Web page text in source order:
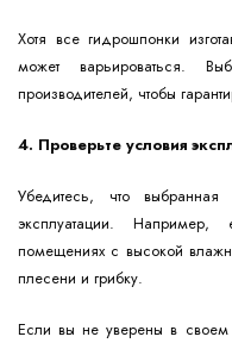
Хотя все гидрошпонки
может варьироваться.
производителей, чтобы
4. Проверьте условия
Убедитесь, что
эксплуатации.
помещениях с высокой
плесени и грибку.
Если вы не уверены в своем